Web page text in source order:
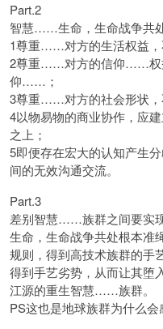
Part.2
智慧……生命，生命战争共
1尊重……对方的生活权益，
2尊重……对方的信仰……权
仰……；
3尊重……对方的社会形状，
4以物易物的商业协作，应
之上；
5即便存在宏大的认知产生分
间的无效沟通交流。
Part.3
差别智慧……族群之间要实
生命，生命战争共处根本准
规则，得到高技术族群的手
得到手艺劣势，从而让其堕
江源的重生智慧……族群。
PS这也是地球族群为什么会